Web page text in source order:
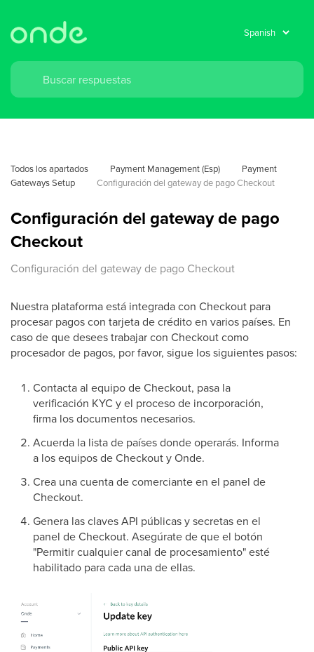
Todos los apartados Payment Management (Esp)
Payment
Gateways Setup
Configuración del gateway de pago Checkout
Configuración del gateway de pago
Checkout
Configuración del gateway de pago Checkout
Nuestra plataforma está integrada con Checkout para
procesar pagos con tarjeta de crédito en varios países. En
caso de que desees trabajar con Checkout como
procesador de pagos, por favor, sigue los siguientes pasos:
Contacta al equipo de Checkout, pasa la
verificación KYC y el proceso de incorporación,
firma los documentos necesarios.
Acuerda la lista de países donde operarás. Informa
a los equipos de Checkout y Onde.
Crea una cuenta de comerciante en el panel de
Checkout.
Genera las claves API públicas y secretas en el
panel de Checkout. Asegúrate de que el botón
"Permitir cualquier canal de procesamiento" esté
habilitado para cada una de ellas.